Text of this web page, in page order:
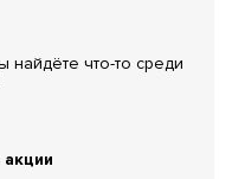
найдёте что-то среди